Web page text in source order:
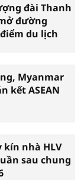
đài Thanh
đường
du lịch
Myanmar
kết ASEAN
kín nhà HLV
sau chung